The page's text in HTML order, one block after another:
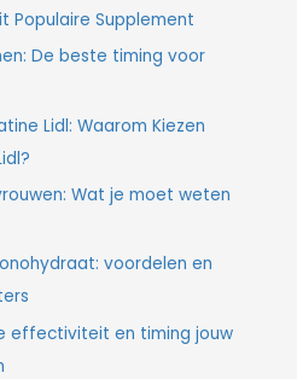
Populaire Supplement
De beste timing voor
Lidl: Waarom Kiezen
Wat je moet weten
voordelen en
effectiviteit en timing jouw